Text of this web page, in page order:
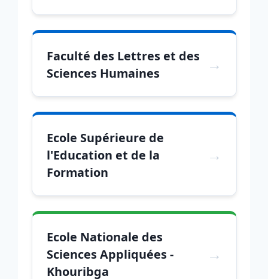
Faculté des Lettres et des
Sciences Humaines
Ecole Supérieure de
l'Education et de la
Formation
Ecole Nationale des
Sciences Appliquées -
Khouribga